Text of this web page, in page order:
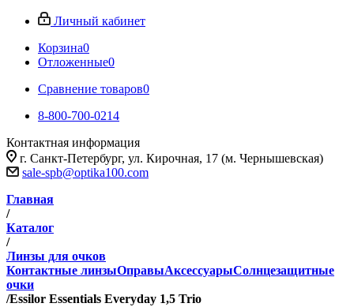
Личный кабинет
Корзина0
Отложенные0
Сравнение товаров0
8-800-700-0214
Контактная информация
г. Санкт-Петербург, ул. Кирочная, 17 (м. Чернышевская)
sale-spb@optika100.com
Главная
/
Каталог
/
Линзы для очков
Контактные линзыОправыАксессуарыСолнцезащитные
очки
/Essilor Essentials Everyday 1,5 Trio